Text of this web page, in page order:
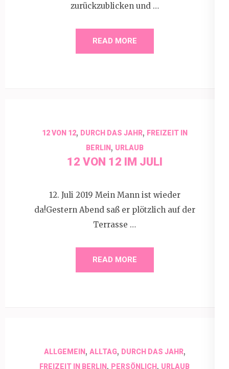
zurückzublicken und …
READ MORE
12 VON 12, DURCH DAS JAHR, FREIZEIT IN
BERLIN, URLAUB
12 VON 12 IM JULI
12. Juli 2019 Mein Mann ist wieder
da!Gestern Abend saß er plötzlich auf der
Terrasse …
READ MORE
ALLGEMEIN, ALLTAG, DURCH DAS JAHR,
FREIZEIT IN BERLIN , PERSÖNLICH , URLAUB